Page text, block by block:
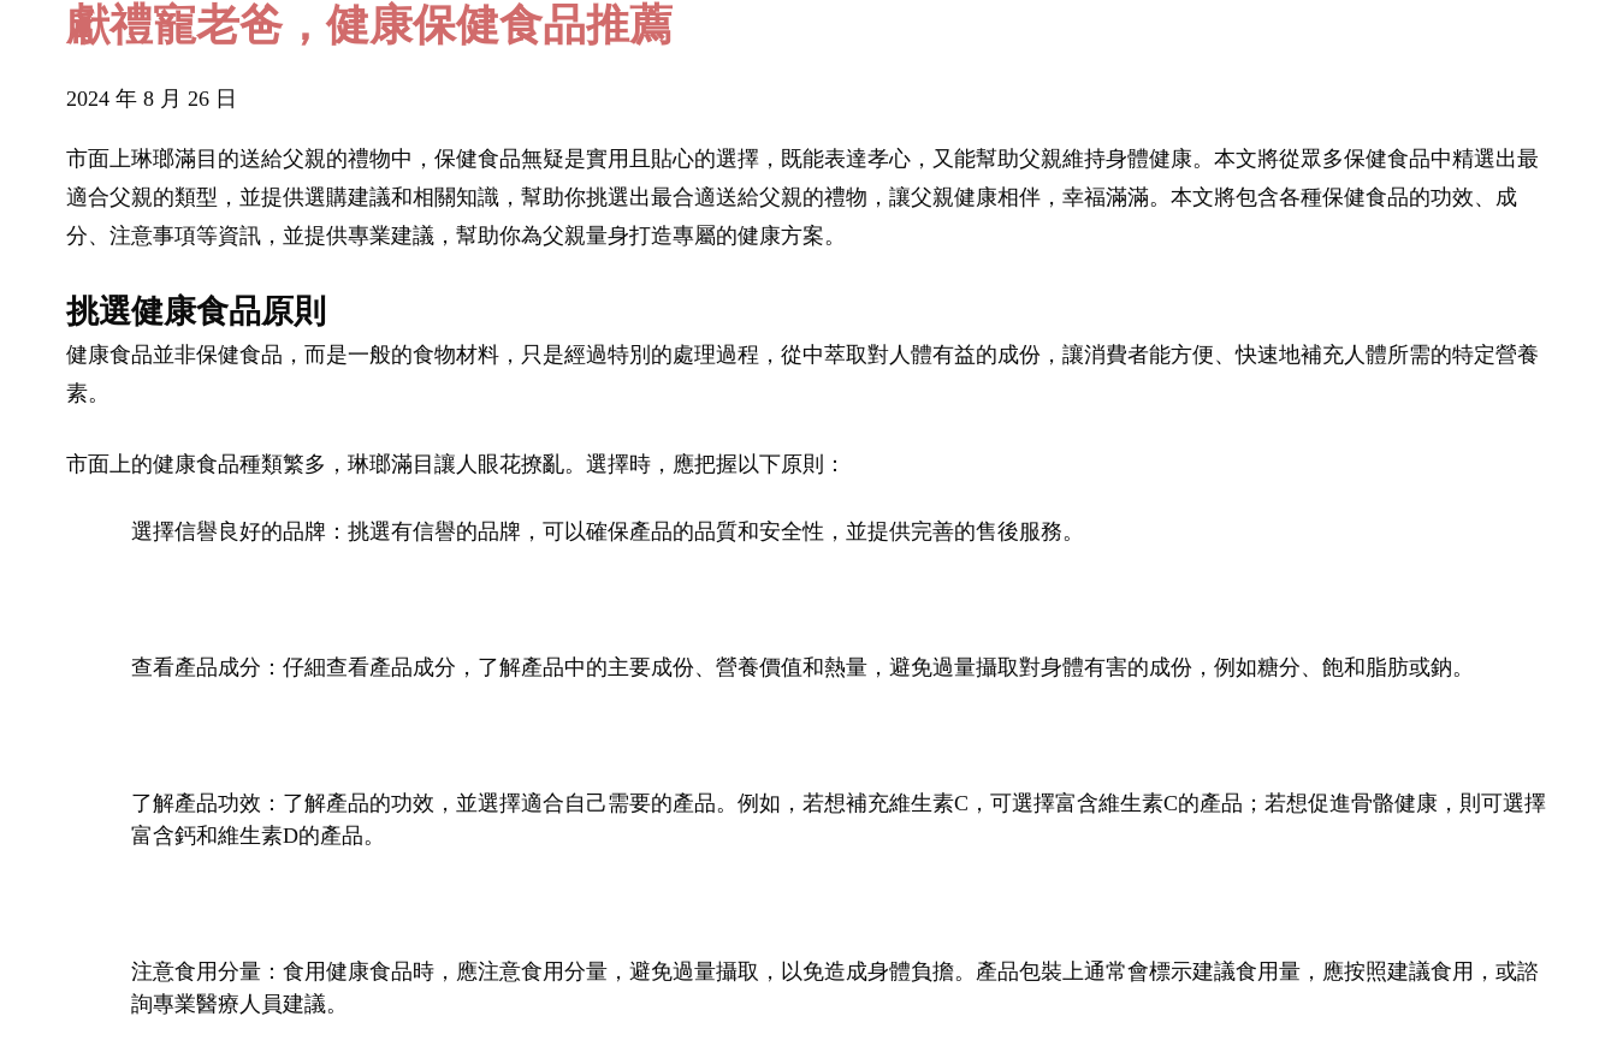
獻禮寵老爸，健康保健食品推薦
2024 年 8 月 26 日
市面上琳瑯滿目的送給父親的禮物中，保健食品無疑是實用且貼心的選擇，既能表達孝心，又能幫助父親維持身體健康。本文將從眾多保健食品中精選出最
適合父親的類型，並提供選購建議和相關知識，幫助你挑選出最合適送給父親的禮物，讓父親健康相伴，幸福滿滿。本文將包含各種保健食品的功效、成
分、注意事項等資訊，並提供專業建議，幫助你為父親量身打造專屬的健康方案。
挑選健康食品原則
健康食品並非保健食品，而是一般的食物材料，只是經過特別的處理過程，從中萃取對人體有益的成份，讓消費者能方便、快速地補充人體所需的特定營養
素。
市面上的健康食品種類繁多，琳瑯滿目讓人眼花撩亂。選擇時，應把握以下原則：
選擇信譽良好的品牌：挑選有信譽的品牌，可以確保產品的品質和安全性，並提供完善的售後服務。
查看產品成分：仔細查看產品成分，了解產品中的主要成份、營養價值和熱量，避免過量攝取對身體有害的成份，例如糖分、飽和脂肪或鈉。
了解產品功效：了解產品的功效，並選擇適合自己需要的產品。例如，若想補充維生素C，可選擇富含維生素C的產品；若想促進骨骼健康，則可選擇
富含鈣和維生素D的產品。
注意食用分量：食用健康食品時，應注意食用分量，避免過量攝取，以免造成身體負擔。產品包裝上通常會標示建議食用量，應按照建議食用，或諮
詢專業醫療人員建議。